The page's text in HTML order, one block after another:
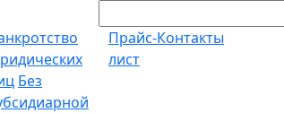
Без
Прайс-
лист
Контакты